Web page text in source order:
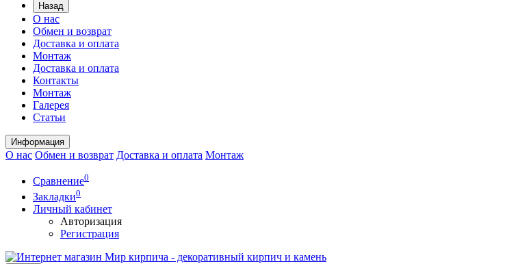
Назад
О нас
Обмен и возврат
Доставка и оплата
Монтаж
Доставка и оплата
Контакты
Монтаж
Галерея
Статьи
Информация
О нас Обмен и возврат Доставка и оплата Монтаж
Сравнение0
Закладки0
Личный кабинет
Авторизация
Регистрация